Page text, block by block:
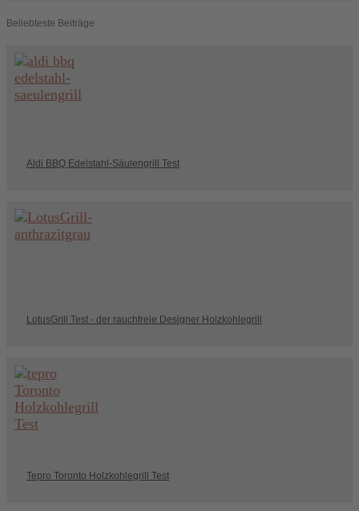
Beliebteste Beiträge
Aldi BBQ Edelstahl-Säulengrill Test
LotusGrill Test - der rauchfreie Designer Holzkohlegrill
Tepro Toronto Holzkohlegrill Test